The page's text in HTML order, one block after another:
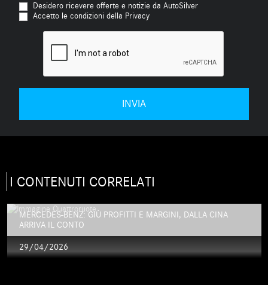
Desidero ricevere offerte e notizie da AutoSilver
Accetto le condizioni della Privacy
I CONTENUTI CORRELATI
MERCEDES-BENZ: GIÙ PROFITTI E MARGINI, DALLA CINA
ARRIVA IL CONTO
29/04/2026